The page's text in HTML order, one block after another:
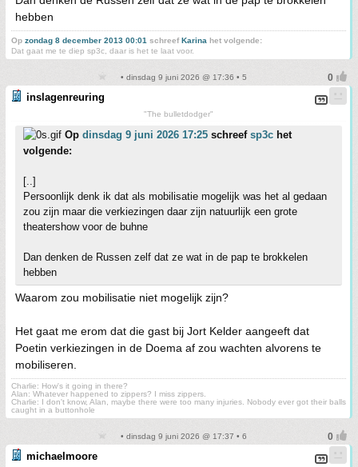
hebben
Op zondag 8 december 2013 00:01 schreefKarina het volgende:
Dat gaat me te diep sp3c, daar is het te laat voor.
• dinsdag 9 juni 2026 @ 17:36 • 5
inslagenreuring
"The bulletdodger"
Op dinsdag 9 juni 2026 17:25 schreef sp3c het
volgende:
[..]
Persoonlijk denk ik dat als mobilisatie mogelijk was het al gedaan
zou zijn maar die verkiezingen daar zijn natuurlijk een grote
theatershow voor de buhne
Dan denken de Russen zelf dat ze wat in de pap te brokkelen
hebben
Waarom zou mobilisatie niet mogelijk zijn?
Het gaat me erom dat die gast bij Jort Kelder aangeeft dat
Poetin verkiezingen in de Doema af zou wachten alvorens te
mobiliseren.
Charlie: How's it going in there?
Alan: Whatever happened to zippers? I miss zippers.
Charlie: I don't know, Alan, maybe there were too many injuries. Nobody ever got their balls
caught in a buttonhole
• dinsdag 9 juni 2026 @ 17:37 • 6
michaelmoore